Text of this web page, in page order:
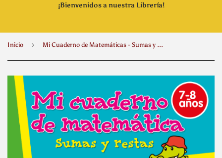
¡Bienvenidos a nuestra Librería!
Inicio › Mi Cuaderno de Matemáticas - Sumas y Restas